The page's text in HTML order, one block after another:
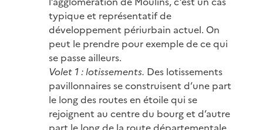
typique et représentatif de
développement périurbain actuel. On
peut le prendre pour exemple de ce qui
se passe ailleurs.
Volet 1 : lotissements. Des lotissements
pavillonnaires se construisent d’une part
le long des routes en étoile qui se
rejoignent au centre du bourg et d’autre